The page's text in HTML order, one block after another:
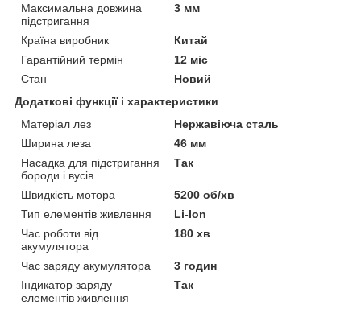
Максимальна довжина
підстригання
3 мм
Країна виробник
Китай
Гарантійний термін
12 міс
Стан
Новий
Додаткові функції і характеристики
Матеріал лез
Нержавіюча сталь
Ширина леза
46 мм
Насадка для підстригання
бороди і вусів
Так
Швидкість мотора
5200 об/хв
Тип елементів живлення
Li-Ion
Час роботи від
акумулятора
180 хв
Час заряду акумулятора
3 годин
Індикатор заряду
елементів живлення
Так